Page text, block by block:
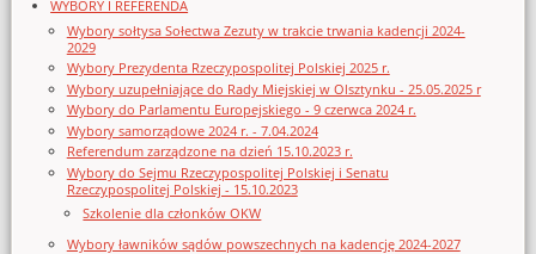
WYBORY I REFERENDA
Wybory sołtysa Sołectwa Zezuty w trakcie trwania kadencji 2024-
2029
Wybory Prezydenta Rzeczypospolitej Polskiej 2025 r.
Wybory uzupełniające do Rady Miejskiej w Olsztynku - 25.05.2025 r
Wybory do Parlamentu Europejskiego - 9 czerwca 2024 r.
Wybory samorządowe 2024 r. - 7.04.2024
Referendum zarządzone na dzień 15.10.2023 r.
Wybory do Sejmu Rzeczypospolitej Polskiej i Senatu
Rzeczypospolitej Polskiej - 15.10.2023
Szkolenie dla członków OKW
Wybory ławników sądów powszechnych na kadencję 2024-2027